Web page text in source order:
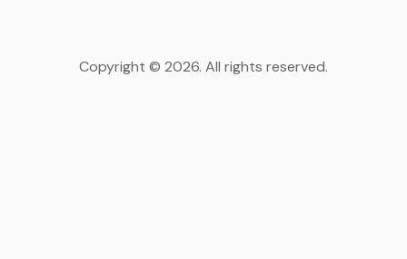
Copyright © 2026. All rights reserved.